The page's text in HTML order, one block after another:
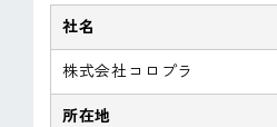
社名
株式会社コロプラ
所在地